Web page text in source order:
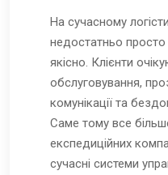
На сучасному
недостатньо
якісно. Клієнти
обслуговування,
комунікації та
Саме тому все
експедиційних
сучасні системи